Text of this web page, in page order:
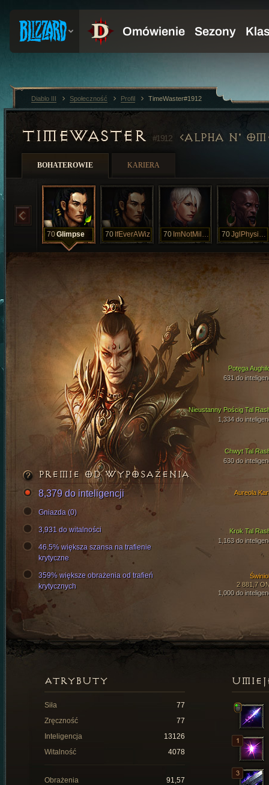
TIMEWASTER #1912 ALPHA N'
BOHATEROWIE KARIERA
70Glimpse 70 IfEverAWiz 70 ImNotMileyCy 70 JglPhysician
Nieustanny Pościg Tal
1,334 do
Chwyt Tal
630 do
Potęga
631 do
Krok Tal
1,163 do
2 881,7
1,000 do
Aureola
PREMIE OD WYPOSAŻENIA
8,379 do inteligencji
Gniazda (0)
3,931 do witalności
46.5% większa szansa na trafienie
krytyczne
359% większe obrażenia od trafień
krytycznych
ATRYBUTY
Siła
77
Zręczność
77
Inteligencja
13126
Witalność
4078
Obrażenia
91,57
Diablo III Społeczność Profil TimeWaster#1912